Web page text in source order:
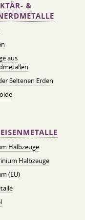
&
aus
Seltenen Erden
Halbzeuge
Halbzeuge
(EU)